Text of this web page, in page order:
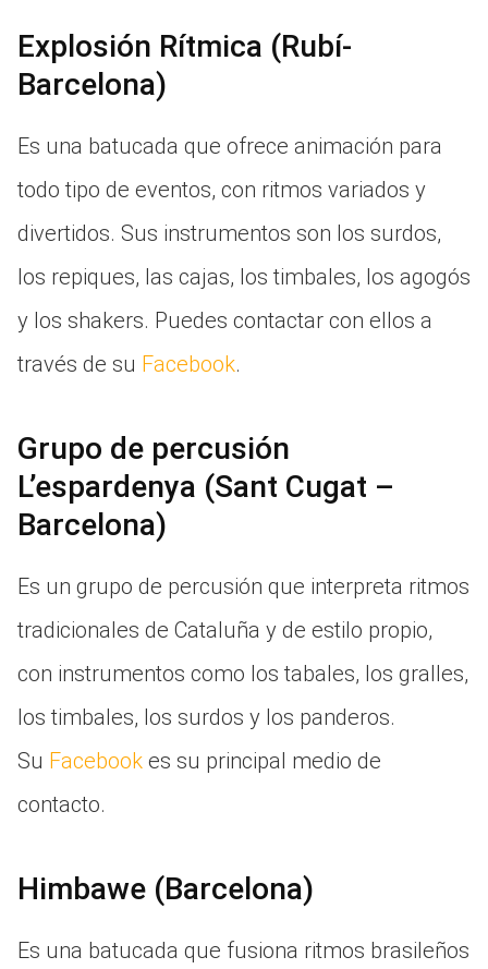
Explosión Rítmica (Rubí-
Barcelona)
Es una batucada que ofrece animación para
todo tipo de eventos, con ritmos variados y
divertidos. Sus instrumentos son los surdos,
los repiques, las cajas, los timbales, los agogós
y los shakers. Puedes contactar con ellos a
través de su Facebook.
Grupo de percusión
L’espardenya (Sant Cugat –
Barcelona)
Es un grupo de percusión que interpreta ritmos
tradicionales de Cataluña y de estilo propio,
con instrumentos como los tabales, los gralles,
los timbales, los surdos y los panderos.
Su Facebook es su principal medio de
contacto.
Himbawe (Barcelona)
Es una batucada que fusiona ritmos brasileños